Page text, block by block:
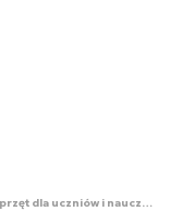
Szybki internet, sprzęt dla uczniów i nauczycieli, czyli „szkoła na cyfrowo”